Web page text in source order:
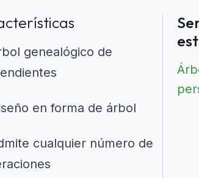
genealógico de
en forma de árbol
cualquier número de